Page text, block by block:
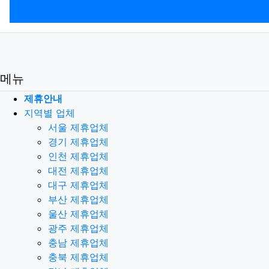
메뉴
제휴안내
지역별 업체
서울 제휴업체
경기 제휴업체
인천 제휴업체
대전 제휴업체
대구 제휴업체
부산 제휴업체
울산 제휴업체
광주 제휴업체
충남 제휴업체
충북 제휴업체